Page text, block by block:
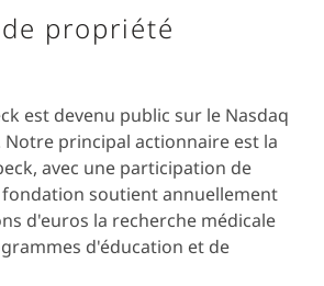
propriété
est devenu public sur le Nasdaq
Notre principal actionnaire est la
avec une participation de
fondation soutient annuellement
d'euros la recherche médicale
d'éducation et de